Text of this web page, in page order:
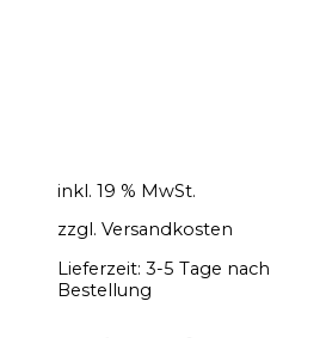
inkl. 19 % MwSt.
zzgl. Versandkosten
Lieferzeit: 3-5 Tage nach
Bestellung